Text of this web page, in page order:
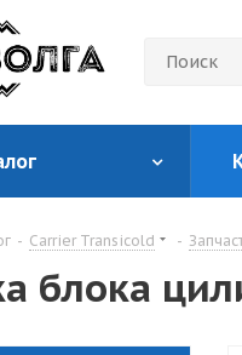
- Carrier Transicold -
блока